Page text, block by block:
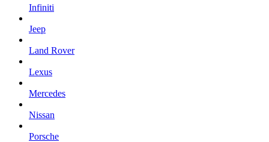
Infiniti
Jeep
Land Rover
Lexus
Mercedes
Nissan
Porsche